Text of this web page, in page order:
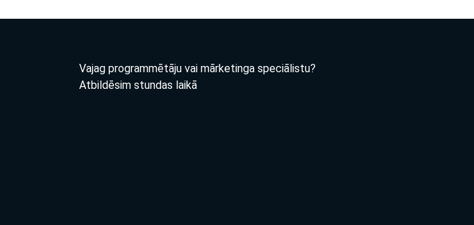
Vajag programmētāju vai mārketinga speciālistu?
Atbildēsim stundas laikā